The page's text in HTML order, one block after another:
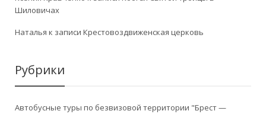
Шиловичах
Наталья к записи Крестовоздвиженская церковь
Рубрики
Автобусные туры по безвизовой территории "Брест —